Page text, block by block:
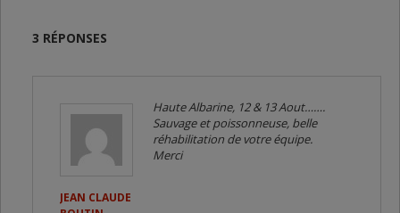
3 RÉPONSES
JEAN CLAUDE
Haute Albarine, 12 & 13 Aout…….
Sauvage et poissonneuse, belle
réhabilitation de votre équipe.
Merci